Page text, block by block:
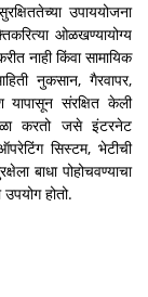
उपाययोजना
ओळखण्यायोग्य
नाही किंवा सामायिक
नुकसान, गैरवापर,
संरक्षित केली
करतो जसे इंटरनेट
सिस्टम, भेटीची
बाधा पोहोचवण्याचा
उपयोग होतो.